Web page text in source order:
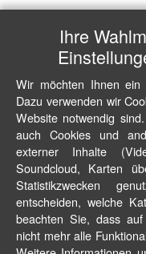
Ihre
Wir möchten Ihnen ein
Dazu verwenden wir
Website notwendig
auch Cookies und
externer Inhalte
Soundcloud, Karten
Statistikzwecken
entscheiden, welche
beachten Sie, dass
nicht mehr alle